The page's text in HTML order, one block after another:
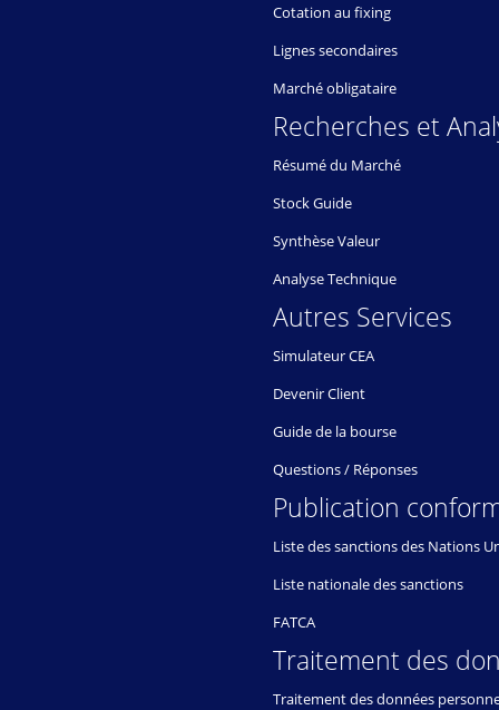
Cotation au fixing
Lignes secondaires
Marché obligataire
Recherches et
Résumé du Marché
Stock Guide
Synthèse Valeur
Analyse Technique
Autres Services
Simulateur CEA
Devenir Client
Guide de la bourse
Questions / Réponses
Publication
Liste des sanctions des Nations
Liste nationale des sanctions
FATCA
Traitement des
Traitement des données